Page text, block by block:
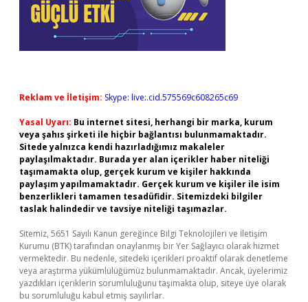
Reklam ve İletişim: Skype: live:.cid.575569c608265c69
Yasal Uyarı: Bu internet sitesi, herhangi bir marka, kurum
veya şahıs şirketi ile hiçbir bağlantısı bulunmamaktadır.
Sitede yalnızca kendi hazırladığımız makaleler
paylaşılmaktadır. Burada yer alan içerikler haber niteliği
taşımamakta olup, gerçek kurum ve kişiler hakkında
paylaşım yapılmamaktadır. Gerçek kurum ve kişiler ile isim
benzerlikleri tamamen tesadüfidir. Sitemizdeki bilgiler
taslak halindedir ve tavsiye niteliği taşımazlar.
Sitemiz, 5651 Sayılı Kanun gereğince Bilgi Teknolojileri ve İletişim
Kurumu (BTK) tarafından onaylanmış bir Yer Sağlayıcı olarak hizmet
vermektedir. Bu nedenle, sitedeki içerikleri proaktif olarak denetleme
veya araştırma yükümlülüğümüz bulunmamaktadır. Ancak, üyelerimiz
yazdıkları içeriklerin sorumluluğunu taşımakta olup, siteye üye olarak
bu sorumluluğu kabul etmiş sayılırlar.